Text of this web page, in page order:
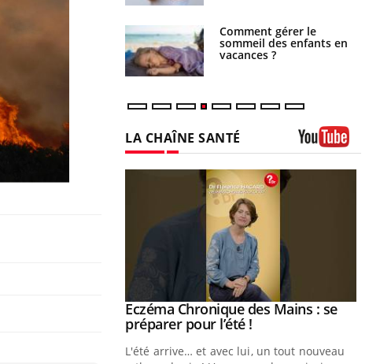
une petite fille
Comment gérer le
sommeil des enfants en
vacances ?
LA CHAÎNE SANTÉ
Youtube
Eczéma Chronique des Mains : se
préparer pour l’été !Youtube
L'été arrive… et avec lui, un tout nouveau